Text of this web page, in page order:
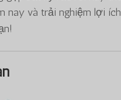
nay và trải nghiệm lợi